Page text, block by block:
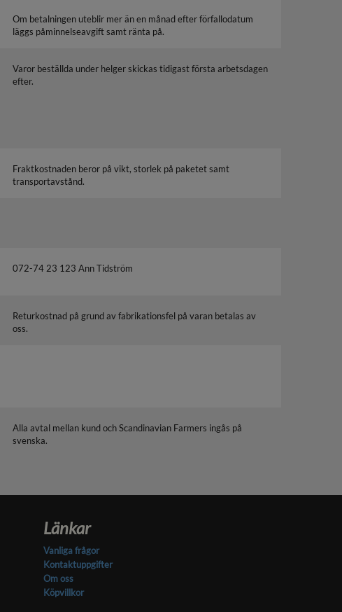
Om betalningen uteblir mer än en månad efter förfallodatum
läggs påminnelseavgift samt ränta på.
Varor beställda under helger skickas tidigast första arbetsdagen
efter.
Fraktkostnaden beror på vikt, storlek på paketet samt
transportavstånd.
072-74 23 123 Ann Tidström
Returkostnad på grund av fabrikationsfel på varan betalas av
oss.
Alla avtal mellan kund och Scandinavian Farmers ingås på
svenska.
Länkar
Vanliga frågor
Kontaktuppgifter
Om oss
Köpvillkor